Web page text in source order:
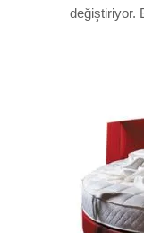
değiştiriyor.